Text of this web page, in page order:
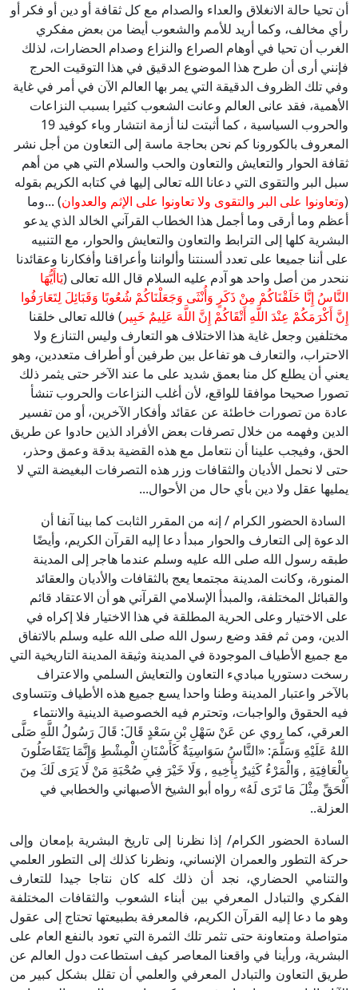
أن تحيا حالة الانغلاق والعداء والصدام مع كل ثقافة أو دين أو فكر أو
رأي مخالف، وكما أريد للأمم والشعوب أيضا من بعض مفكري
الغرب أن تحيا في أوهام الصراع والنزاع وصدام الحضارات، لذلك
فإنني أرى أن طرح هذا الموضوع الدقيق في هذا التوقيت الحرج
وفي تلك الظروف الدقيقة التي يمر بها العالم الآن في أمر في غاية
الأهمية، فقد عانى العالم وعانت الشعوب كثيرا بسبب النزاعات
والحروب السياسية ، كما أثبتت لنا أزمة انتشار وباء كوفيد 19
المعروف بالكورونا كم نحن بحاجة ماسة إلى التعاون من أجل نشر
ثقافة الحوار والتعايش والتعاون والحب والسلام التي هي من أهم
سبل البر والتقوى التي دعانا الله تعالى إليها في كتابه الكريم بقوله
(وتعاونوا على البر والتقوى ولا تعاونوا على الإثم والعدوان) ...وما
أعظم وما أرقى وما أجمل هذا الخطاب القرآني الخالد الذي يدعو
البشرية كلها إلى الترابط والتعاون والتعايش والحوار، مع التنبيه
على أننا جميعا على تعدد ألسنتنا وألواننا وأعراقنا وأفكارنا وعقائدنا
ننحدر من أصل واحد هو آدم عليه السلام قال الله تعالى (يَاأَيُّهَا
النَّاسُ إِنَّا خَلَقْنَاكُمْ مِنْ ذَكَرٍ وَأُنْثَى وَجَعَلْنَاكُمْ شُعُوبًا وَقَبَائِلَ لِتَعَارَفُوا
إِنَّ أَكْرَمَكُمْ عِنْدَ اللَّهِ أَتْقَاكُمْ إِنَّ اللَّهَ عَلِيمٌ خَبِير ) فالله تعالى خلقنا
مختلفين وجعل غاية هذا الاختلاف هو التعارف وليس التنازع ولا
الاحتراب، والتعارف هو تفاعل بين طرفين أو أطراف متعددين، وهو
يعني أن يطلع كل منا بعمق شديد على ما عند الآخر حتى يثمر ذلك
تصورا صحيحا موافقا للواقع، لأن أغلب النزاعات والحروب تنشأ
عادة من تصورات خاطئة عن عقائد وأفكار الآخرين، أو من تفسير
الدين وفهمه من خلال تصرفات بعض الأفراد الذين حادوا عن طريق
الحق، وفيجب علينا أن نتعامل مع هذه القضية بدقة وعمق وحذر،
حتى لا نحمل الأديان والثقافات وزر هذه التصرفات البغيضة التي لا
يمليها عقل ولا دين بأي حال من الأحوال...
السادة الحضور الكرام / إنه من المقرر الثابت كما بينا آنفا أن
الدعوة إلى التعارف والحوار مبدأ دعا إليه القرآن الكريم، وأيضًا
طبقه رسول الله صلى الله عليه وسلم عندما هاجر إلى المدينة
المنورة، وكانت المدينة مجتمعا يعج بالثقافات والأديان والعقائد
والقبائل المختلفة، والمبدأ الإسلامي القرآني هو أن الاعتقاد قائم
على الاختيار وعلى الحرية المطلقة في هذا الاختيار فلا إكراه في
الدين، ومن ثم فقد وضع رسول الله صلى الله عليه وسلم بالاتفاق
مع جميع الأطياف الموجودة في المدينة وثيقة المدينة التاريخية التي
رسخت دستوريا مباديء التعاون والتعايش السلمي والاعتراف
بالآخر واعتبار المدينة وطنا واحدا يسع جميع هذه الأطياف وتتساوى
فيه الحقوق والواجبات، وتحترم فيه الخصوصية الدينية والانتماء
العرقي، كما روي عن عَنْ سَهْلِ بْنِ سَعْدٍ قَالَ: قَالَ رَسُولُ اللَّهِ صَلَّى
اللهُ عَلَيْهِ وَسَلَّمَ: «النَّاسُ سَوَاسِيَةٌ كَأَسْنَانِ الْمِشْطِ وَإِنَّمَا يَتَفَاضَلُونَ
بِالْعَافِيَةِ , وَالْمَرْءُ كَثِيرٌ بِأَخِيهِ , وَلَا خَيْرَ فِي صُحْبَةِ مَنْ لَا يَرَى لَكَ مِنَ
الْحَقِّ مِثْلَ مَا تَرَى لَهُ» رواه أبو الشيخ الأصبهاني والخطابي في
العزلة..
السادة الحضور الكرام/ إذا نظرنا إلى تاريخ البشرية بإمعان وإلى
حركة التطور والعمران الإنساني، ونظرنا كذلك إلى التطور العلمي
والتنامي الحضاري، نجد أن ذلك كله كان نتاجا جيدا للتعارف
الفكري والتبادل المعرفي بين أبناء الشعوب والثقافات المختلفة
وهو ما دعا إليه القرآن الكريم، فالمعرفة بطبيعتها تحتاج إلى عقول
متواصلة ومتعاونة حتى تثمر تلك الثمرة التي تعود بالنفع العام على
البشرية، ورأينا في واقعنا المعاصر كيف استطاعت دول العالم عن
طريق التعاون والتبادل المعرفي والعلمي أن تقلل بشكل كبير من